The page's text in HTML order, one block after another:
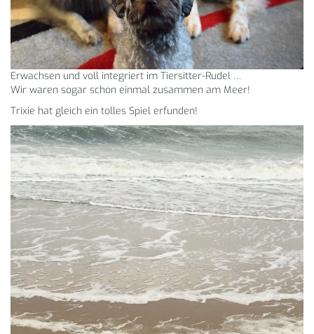
Erwachsen und voll integriert im Tiersitter-Rudel …
Wir waren sogar schon einmal zusammen am Meer!
Trixie hat gleich ein tolles Spiel erfunden!